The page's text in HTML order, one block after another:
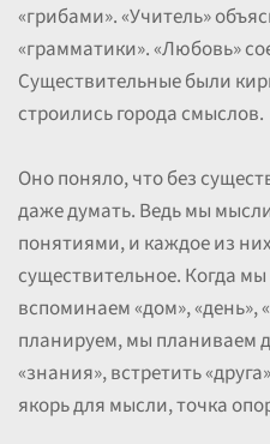
«грибами». «Учитель»
«грамматики». «Любовь»
Существительные были
строились города смыслов.
Оно поняло, что без
даже думать. Ведь мы
понятиями, и каждое из
существительное. Когда
вспоминаем «дом», «день»,
планируем, мы планиваем
«знания», встретить
якорь для мысли, точка